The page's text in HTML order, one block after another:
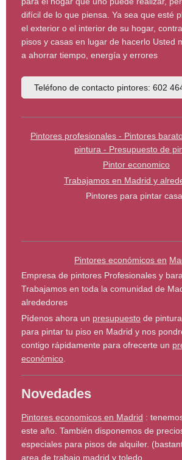
difícil de lo que piensa. Ya sea que esté
el exterior o el interior de su hogar,
pisos y casas en lugar de hacerlo Usted
a ahorrar tiempo, energía y errores
Teléfono de contacto pintores: 602
Pintores profesionales - Pintores
pintura - Presupuesto de
Pintor economico
Trabajamos en Madrid y
Pintores para pintar
Pintores económicos en
Empresa de pintores Profesionales y
Trabajamos en toda la comunidad de
alrededores
Pídenos ahora un presupuesto de
para pintar tu piso en Madrid y nos
contigo rápidamente para ofrecerte un
económico
Novedades
Pintores economicos en Madrid :
este año. También disponemos de
especiales para pisos de alquiler.
area de trabajo madrid y toledo